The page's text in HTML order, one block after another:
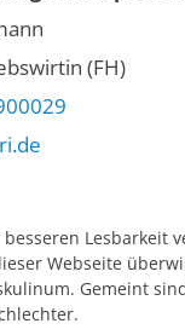
(FH)
Lesbarkeit
Webseite
Gemeint